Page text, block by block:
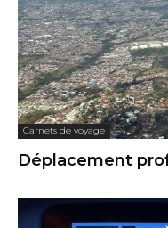
Carnets de voyage
Déplacement